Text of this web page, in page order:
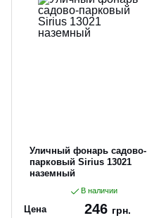
Уличный фонарь садово-
парковый Sirius 13021
наземный
В наличии
Цена 246 грн.